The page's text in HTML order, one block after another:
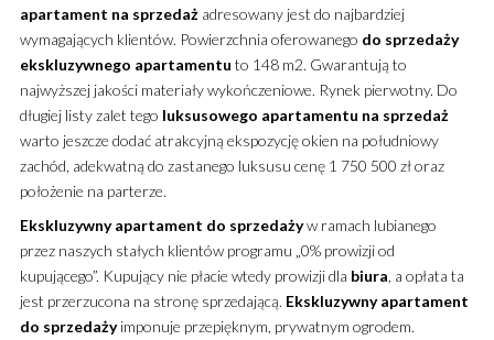
apartament na sprzedażadresowany jest do najbardziej
wymagających klientów. Powierzchnia oferowanego do sprzedaży
ekskluzywnego apartamentu to 148 m2. Gwarantują to
najwyższej jakości materiały wykończeniowe. Rynek pierwotny. Do
długiej listy zalet tego luksusowego apartamentu na sprzedaż
warto jeszcze dodać atrakcyjną ekspozycję okien na południowy
zachód, adekwatną do zastanego luksusu cenę 1 750 500 zł oraz
położenie na parterze.
Ekskluzywny apartament do sprzedażyw ramach lubianego
przez naszych stałych klientów programu „0% prowizji od
kupującego”. Kupujący nie płacie wtedy prowizji dla biura, a opłata ta
jest przerzucona na stronę sprzedającą. Ekskluzywny apartament
do sprzedażyimponuje przepięknym, prywatnym ogrodem.